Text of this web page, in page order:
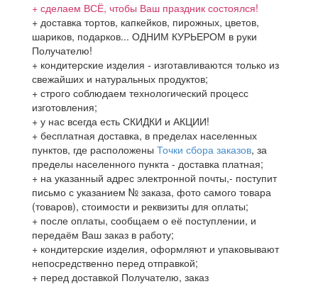
+ сделаем ВСЁ, чтобы Ваш праздник состоялся!
+ доставка тортов, капкейков, пирожных, цветов,
шариков, подарков... ОДНИМ КУРЬЕРОМ в руки
Получателю!
+ кондитерские изделия - изготавливаются только из
свежайших и натуральных продуктов;
+ строго соблюдаем технологический процесс
изготовления;
+ у нас всегда есть СКИДКИ и АКЦИИ!
+ бесплатная доставка, в пределах населенных
пунктов, где расположены Точки сбора заказов, за
пределы населенного пункта - доставка платная;
+ на указанный адрес электронной почты,- поступит
письмо с указанием № заказа, фото самого товара
(товаров), стоимости и реквизиты для оплаты;
+ после оплаты, сообщаем о её поступлении, и
передаём Ваш заказ в работу;
+ кондитерские изделия, оформляют и упаковывают
непосредственно перед отправкой;
+ перед доставкой Получателю, заказ